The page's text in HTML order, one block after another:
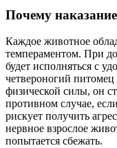
Почему
Каждое животное
темпераментом. При
будет исполняться с
четвероногий
физической силы, он
противном случае,
рискует получить
нервное взрослое
попытается сбежать.